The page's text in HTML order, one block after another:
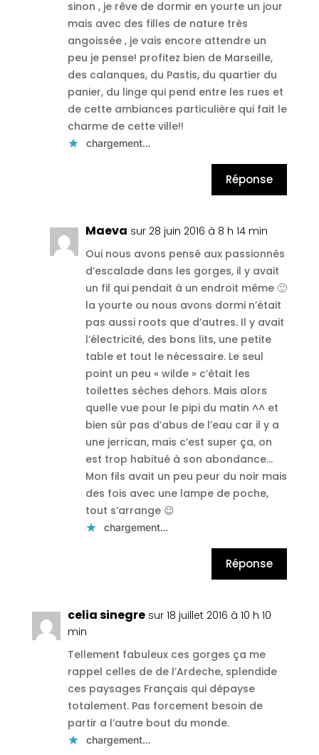
sinon , je rêve de dormir en yourte un jour
mais avec des filles de nature très
angoissée , je vais encore attendre un
peu je pense! profitez bien de Marseille,
des calanques, du Pastis, du quartier du
panier, du linge qui pend entre les rues et
de cette ambiances particulière qui fait le
charme de cette ville!!
chargement…
Réponse
Maeva sur 28 juin 2016 à 8 h 14 min
Oui nous avons pensé aux passionnés
d’escalade dans les gorges, il y avait
un fil qui pendait à un endroit même 🙂
la yourte ou nous avons dormi n’était
pas aussi roots que d’autres. Il y avait
l’électricité, des bons lits, une petite
table et tout le nécessaire. Le seul
point un peu « wilde » c’était les
toilettes sèches dehors. Mais alors
quelle vue pour le pipi du matin ^^ et
bien sûr pas d’abus de l’eau car il y a
une jerrican, mais c’est super ça, on
est trop habitué à son abondance…
Mon fils avait un peu peur du noir mais
des fois avec une lampe de poche,
tout s’arrange 😉
chargement…
Réponse
celia sinegre sur 18 juillet 2016 à 10 h 10
min
Tellement fabuleux ces gorges ça me
rappel celles de de l’Ardeche, splendide
ces paysages Français qui dépayse
totalement. Pas forcement besoin de
partir a l’autre bout du monde.
chargement…